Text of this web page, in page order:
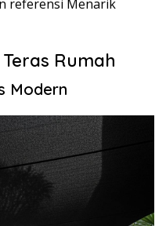
referensi Menarik
Rumah
Modern